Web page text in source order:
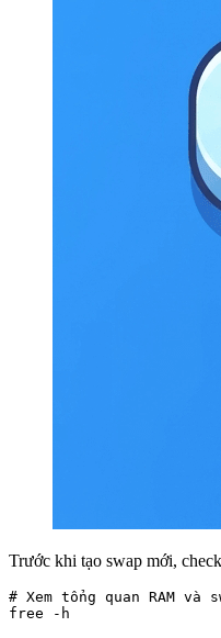
Trước khi tạo swap mới,
# Xem tổng quan RAM và
free -h